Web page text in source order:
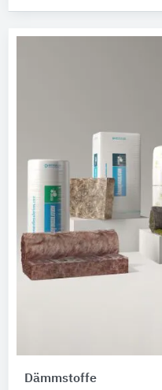
Dämmstoffe